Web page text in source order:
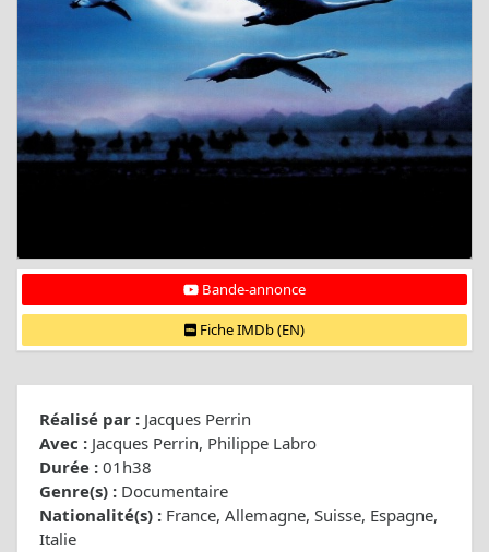
Bande-annonce
Fiche IMDb (EN)
Réalisé par : Jacques Perrin
Avec : Jacques Perrin, Philippe Labro
Durée : 01h38
Genre(s) : Documentaire
Nationalité(s) : France, Allemagne, Suisse, Espagne,
Italie